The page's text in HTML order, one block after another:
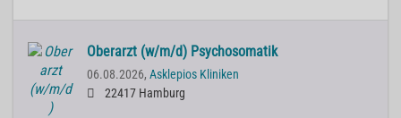
Oberarzt (w/m/d) Psychosomatik
06.08.2026, Asklepios Kliniken
22417 Hamburg